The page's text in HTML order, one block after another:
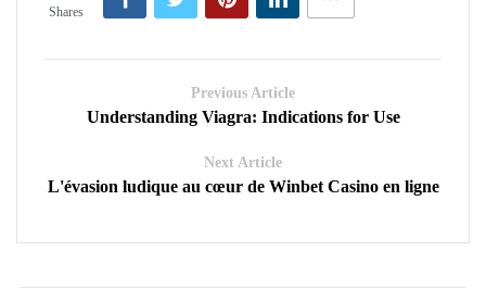
Shares
Previous Article
Understanding Viagra: Indications for Use
Next Article
L'évasion ludique au cœur de Winbet Casino en ligne